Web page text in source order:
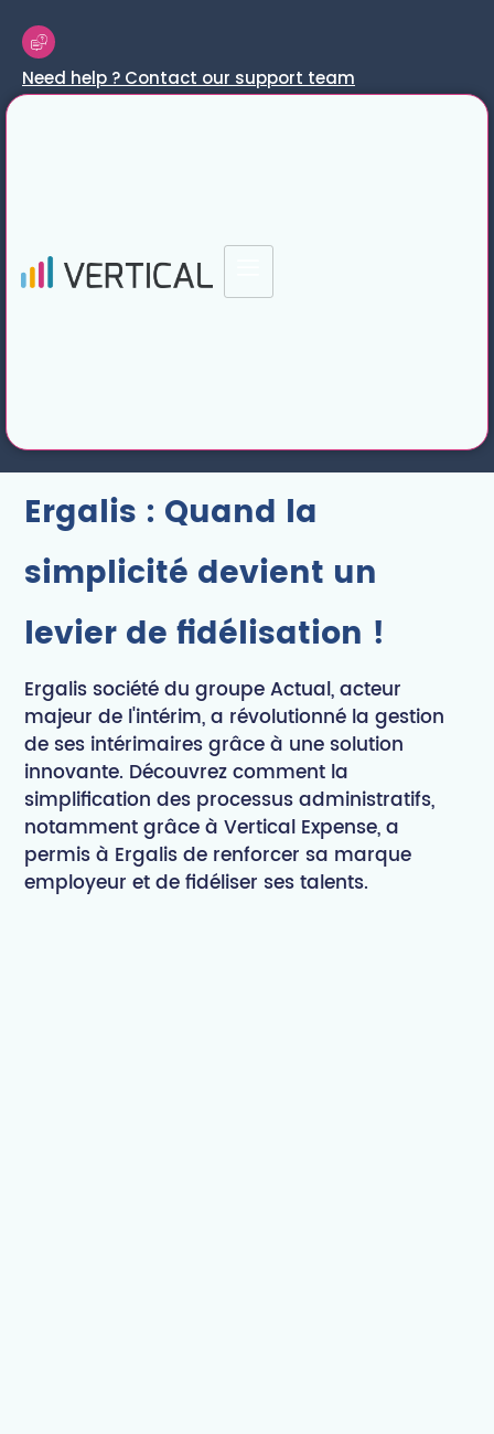
Need help ? Contact our support team
Ergalis : Quand la
simplicité devient un
levier de fidélisation !
Ergalis société du groupe Actual, acteur
majeur de l'intérim, a révolutionné la gestion
de ses intérimaires grâce à une solution
innovante. Découvrez comment la
simplification des processus administratifs,
notamment grâce à Vertical Expense, a
permis à Ergalis de renforcer sa marque
employeur et de fidéliser ses talents.